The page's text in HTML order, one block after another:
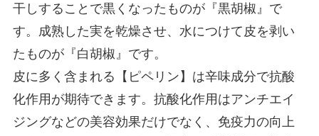
干しすることで黒くなったものが『黒胡椒』で
す。成熟した実を乾燥させ、水につけて皮を剥い
たものが『白胡椒』です。
皮に多く含まれる【ピペリン】は辛味成分で抗酸
化作用が期待できます。抗酸化作用はアンチエイ
ジングなどの美容効果だけでなく、免疫力の向上